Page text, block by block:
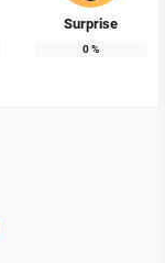
Surprise
0%